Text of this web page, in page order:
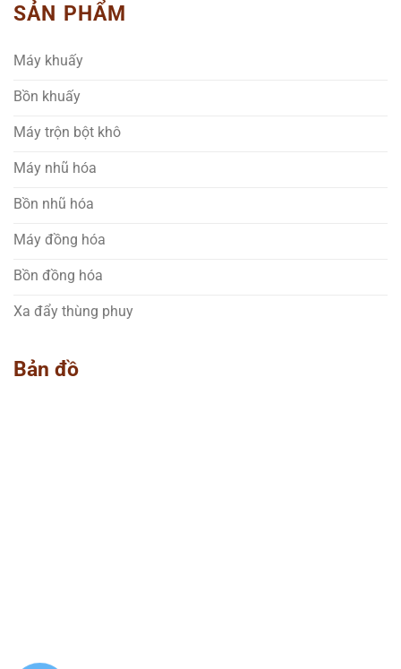
SẢN PHẨM
Máy khuấy
Bồn khuấy
Máy trộn bột khô
Máy nhũ hóa
Bồn nhũ hóa
Máy đồng hóa
Bồn đồng hóa
Xa đẩy thùng phuy
Bản đồ